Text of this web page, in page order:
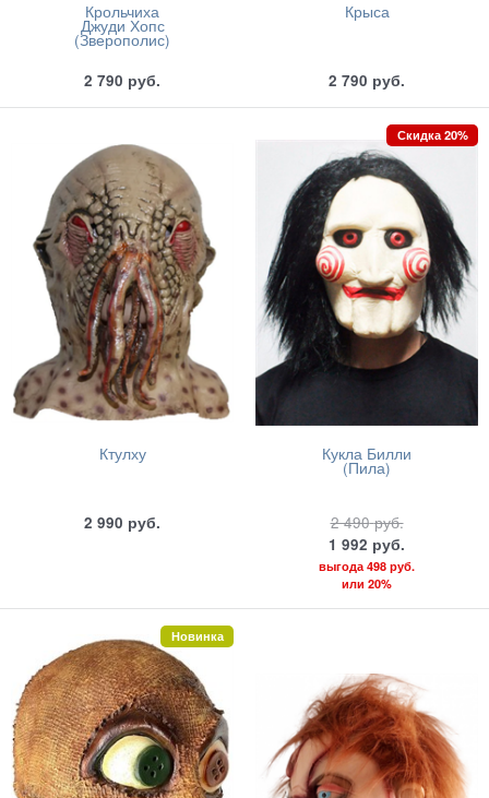
Крольчиха
Джуди Хопс
(Зверополис)
2 790 руб.
Крыса
2 790 руб.
Ктулху
2 990 руб.
Кукла Билли
(Пила)
2 490 руб.
1 992 руб.
выгода 498 руб.
или 20%
Скидка 20%
Новинка